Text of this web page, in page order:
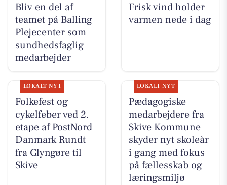
Bliv en del af
teamet på Balling
Plejecenter som
sundhedsfaglig
medarbejder
Frisk vind holder
varmen nede i dag
LOKALT NYT
Folkefest og
cykelfeber ved 2.
etape af PostNord
Danmark Rundt
fra Glyngøre til
Skive
LOKALT NYT
Pædagogiske
medarbejdere fra
Skive Kommune
skyder nyt skoleår
i gang med fokus
på fællesskab og
læringsmiljø